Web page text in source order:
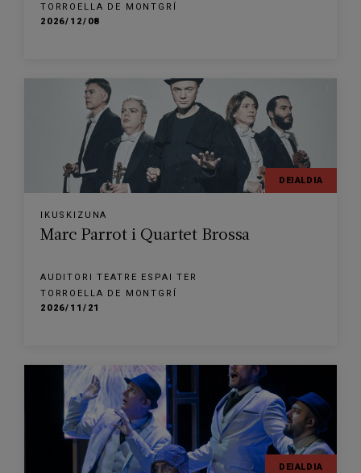
TORROELLA DE MONTGRÍ
2026/12/08
DEIALDIA
IKUSKIZUNA
Marc Parrot i Quartet Brossa
AUDITORI TEATRE ESPAI TER
TORROELLA DE MONTGRÍ
2026/11/21
DEIALDIA